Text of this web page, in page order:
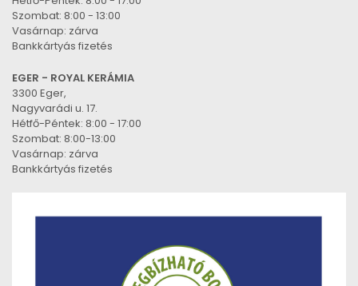
Szombat: 8:00 - 13:00
Vasárnap: zárva
Bankkártyás fizetés
EGER - ROYAL KERÁMIA
3300 Eger,
Nagyvarádi u. 17.
Hétfő-Péntek: 8:00 - 17:00
Szombat: 8:00-13:00
Vasárnap: zárva
Bankkártyás fizetés